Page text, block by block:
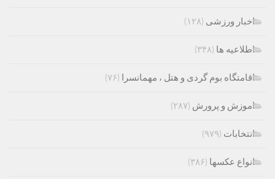
اخبار ورزشی (۱۲۸)
اطلاعیه ها (۳۴۸)
اقامتگاه بوم گردی و هتل ، مهمانسرا (۷۶)
اموزش و پرورش (۲۸۷)
انتخابات (۹۷۹)
انواع عکسها (۳۸۶)